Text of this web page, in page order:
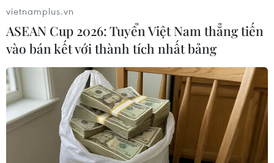
vietnamplus.vn
ASEAN Cup 2026: Tuyển Việt Nam thẳng tiến
vào bán kết với thành tích nhất bảng